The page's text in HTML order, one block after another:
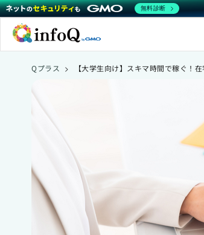
Qプラス > 【大学生向け】スキマ時間で稼ぐ！
無料診断